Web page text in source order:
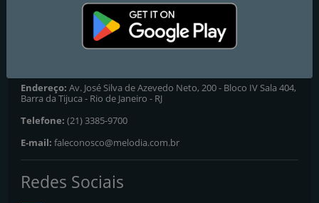
Rio de Janeiro: 97.5 FM
Contatos
Endereço: Av. José Silva de Azevedo Neto, 200 - Bloco IV Sala 404,
Barra da Tijuca - Rio de Janeiro - RJ
Telefone: (21) 3385-9700
E-mail: faleconosco@melodia.com.br
Redes Sociais